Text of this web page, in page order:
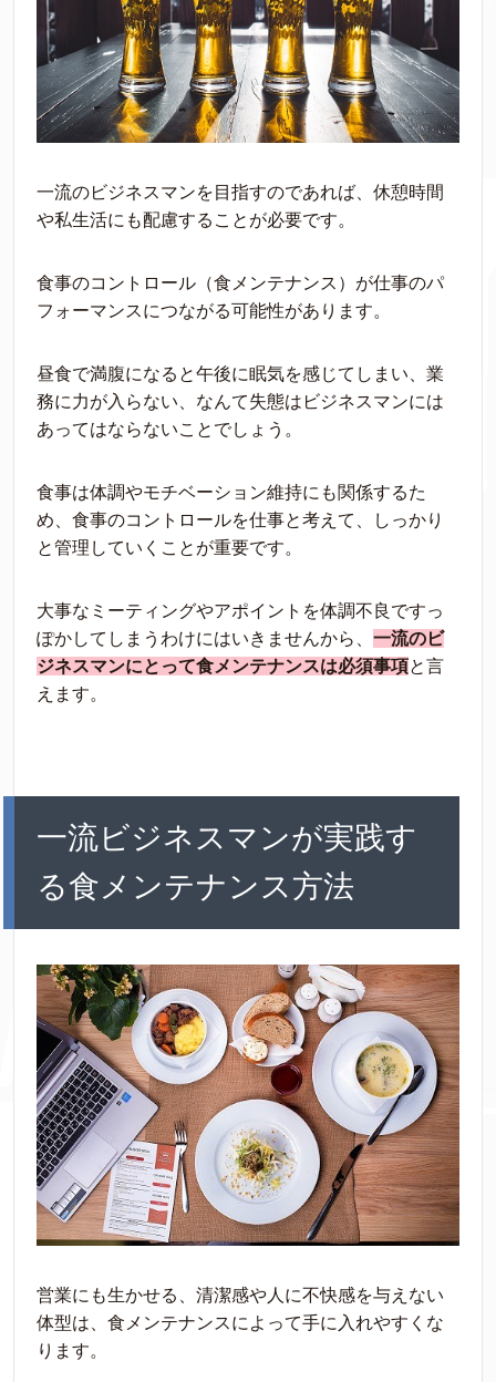
一流のビジネスマンを目指すのであれば、休憩時間
や私生活にも配慮することが必要です。
食事のコントロール（食メンテナンス）が仕事のパ
フォーマンスにつながる可能性があります。
昼食で満腹になると午後に眠気を感じてしまい、業
務に力が入らない、なんて失態はビジネスマンには
あってはならないことでしょう。
食事は体調やモチベーション維持にも関係するた
め、食事のコントロールを仕事と考えて、しっかり
と管理していくことが重要です。
大事なミーティングやアポイントを体調不良ですっ
ぽかしてしまうわけにはいきませんから、 一流のビ
ジネスマンにとって食メンテナンスは必須事項と言
えます。
一流ビジネスマンが実践す
る食メンテナンス方法
営業にも生かせる、清潔感や人に不快感を与えない
体型は、食メンテナンスによって手に入れやすくな
ります。